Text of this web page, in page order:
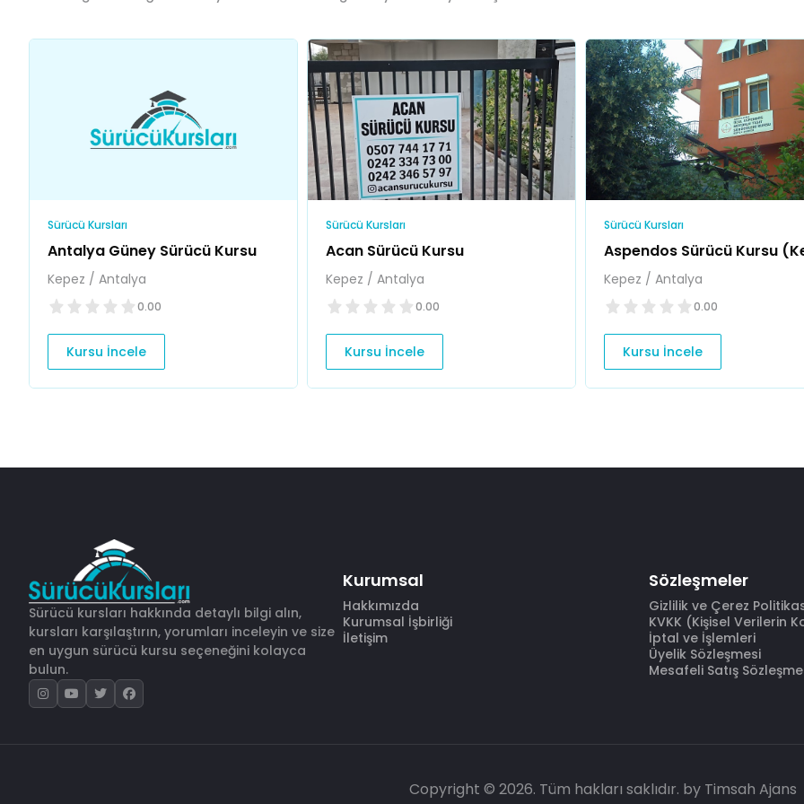
Sürücü Kursları
Antalya Güney Sürücü Kursu
Kepez / Antalya
0.00
Kursu İncele
Sürücü Kursları
Acan Sürücü Kursu
Kepez / Antalya
0.00
Kursu İncele
Sürücü Kursları
Aspendos Sürücü Kursu
Şubesi)
Kepez / Antalya
0.00
Kursu İncele
Sürücü kursları hakkında detaylı bilgi alın,
kursları karşılaştırın, yorumları inceleyin ve size
en uygun sürücü kursu seçeneğini kolayca
bulun.
Kurumsal
Hakkımızda
Kurumsal İşbirliği
İletişim
Sözleşmeler
Gizlilik ve Çerez
KVKK (Kişisel Verilerin
İptal ve İşlemleri
Üyelik Sözleşmesi
Mesafeli Satış
Copyright © 2026. Tüm hakları saklıdır. by Timsah Ajans